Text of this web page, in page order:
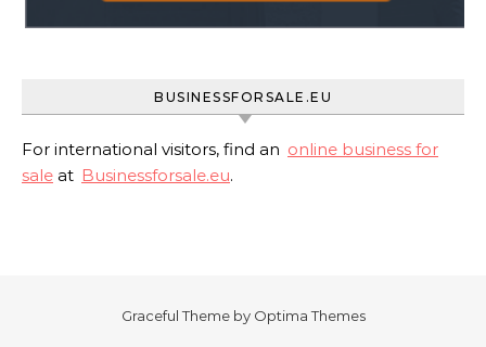
BUSINESSFORSALE.EU
For international visitors, find an online business for
sale at Businessforsale.eu.
Graceful Theme by Optima Themes